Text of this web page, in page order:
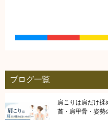
ブログ一覧
肩こりは肩だけ揉
首・肩甲骨・姿勢